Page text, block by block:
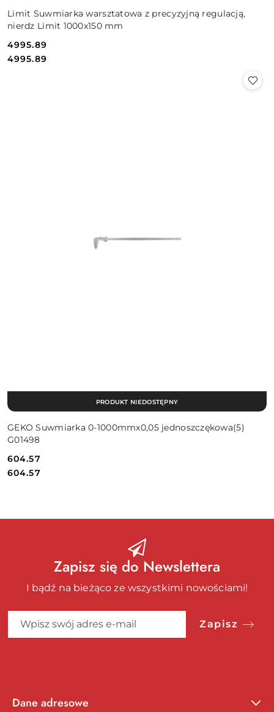
Limit Suwmiarka warsztatowa z precyzyjną regulacją,
nierdz Limit 1000x150 mm
Cena:
4995.89
Cena:
4995.89
GEKO Suwmiarka 0-1000mmx0,05 jednoszczękowa(5)
G01498
Cena:
604.57
Cena:
604.57
PRODUKT NIEDOSTĘPNY
Zapisz się do Newslettera
I bądź na bieżąco ze wszystkimi nowościami!
Zapisz
Dane adresowe